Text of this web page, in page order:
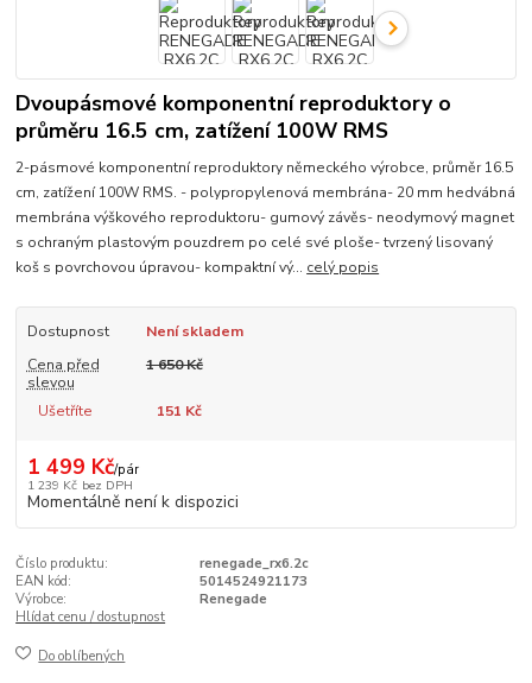
Dvoupásmové komponentní reproduktory o
průměru 16.5 cm, zatížení 100W RMS
2-pásmové komponentní reproduktory německého výrobce, průměr 16.5
cm, zatížení 100W RMS. - polypropylenová membrána- 20 mm hedvábná
membrána výškového reproduktoru- gumový závěs- neodymový magnet
s ochraným plastovým pouzdrem po celé své ploše- tvrzený lisovaný
koš s povrchovou úpravou- kompaktní vý... celý popis
Dostupnost
Není skladem
Cena před
slevou
1 650 Kč
Ušetříte 151 Kč
1 499 Kč/pár
1 239 Kč bez DPH
Momentálně není k dispozici
Číslo produktu:
renegade_rx6.2c
EAN kód:
5014524921173
Výrobce:
Renegade
Hlídat cenu / dostupnost
Do oblíbených